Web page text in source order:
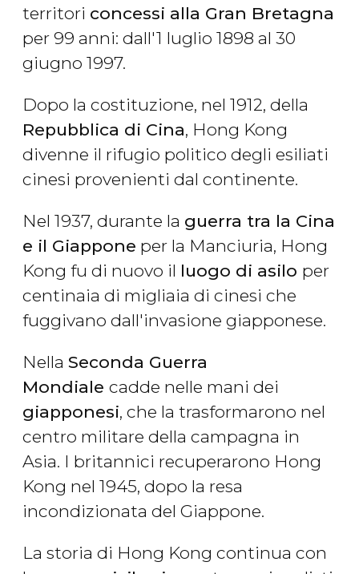
territori concessi alla Gran Bretagna
per 99 anni: dall'1 luglio 1898 al 30
giugno 1997.
Dopo la costituzione, nel 1912, della
Repubblica di Cina, Hong Kong
divenne il rifugio politico degli esiliati
cinesi provenienti dal continente.
Nel 1937, durante la guerra tra la Cina
e il Giappone per la Manciuria, Hong
Kong fu di nuovo il luogo di asilo per
centinaia di migliaia di cinesi che
fuggivano dall'invasione giapponese.
Nella Seconda Guerra
Mondiale cadde nelle mani dei
giapponesi, che la trasformarono nel
centro militare della campagna in
Asia. I britannici recuperarono Hong
Kong nel 1945, dopo la resa
incondizionata del Giappone.
La storia di Hong Kong continua con